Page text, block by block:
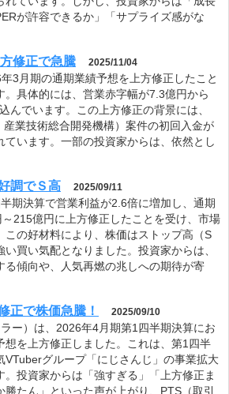
が許容できるか」「サプライズ感がな
修正で急騰 2025/11/04
3月期の通期業績予想を上方修正したこと
。具体的には、営業赤字幅が7.3億円から
んでいます。この上方修正の背景には、
業技術総合開発機構）案件の初回入金が
ています。一部の投資家からは、依然とし
調でＳ高 2025/09/11
期決算で営業利益が2.6倍に増加し、通期
215億円に上方修正したことを受け、市場
この好材料により、株価はストップ高（S
買い気配となりました。投資家からは、
る傾向や、人気再燃の兆しへの期待が寄
正で株価急騰！ 2025/09/10
ー）は、2026年4月期第1四半期決算にお
想を上方修正しました。これは、第1四半
VTuberグループ「にじさんじ」の事業拡大
投資家からは「強すぎる」「上方修正ま
たん」といった声が上がり、PTS（取引